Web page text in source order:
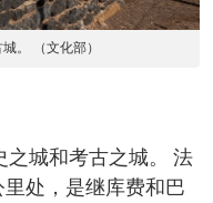
。 （文化部）
之城和考古之城。 法
处，是继库费和巴